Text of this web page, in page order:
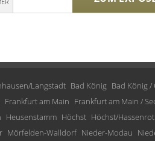
Langstadt Bad König Bad König /
Frankfurt am Main Frankfurt am Main /
Heusenstamm Höchst Höchst/
Mörfelden-Walldorf Nieder-Modau